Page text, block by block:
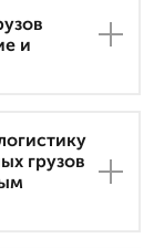
и
грузов